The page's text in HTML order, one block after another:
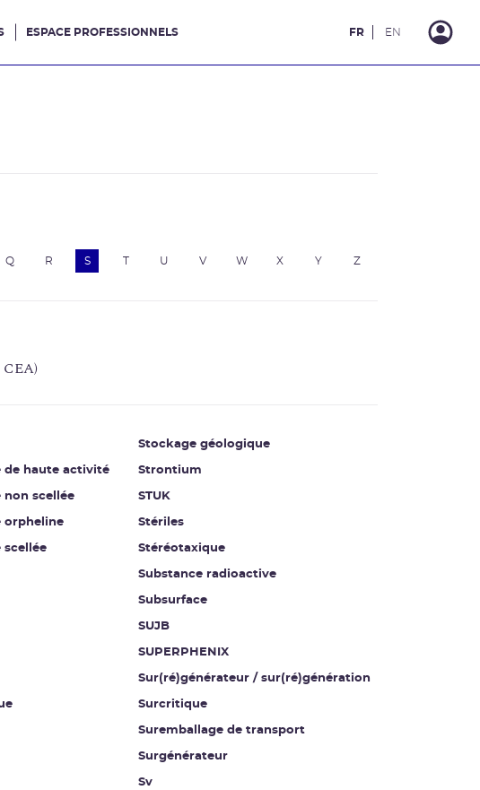
ESPACE PROFESSIONNELS FR EN
Q R S T U V W X Y Z
de haute activité
non scellée
orpheline
scellée
Stockage géologique
Strontium
STUK
Stériles
Stéréotaxique
Substance radioactive
Subsurface
SUJB
SUPERPHENIX
Sur(ré)générateur / sur(ré)génération
Surcritique
Suremballage de transport
Surgénérateur
Sv